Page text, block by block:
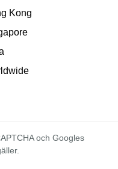
Kong
och Googles